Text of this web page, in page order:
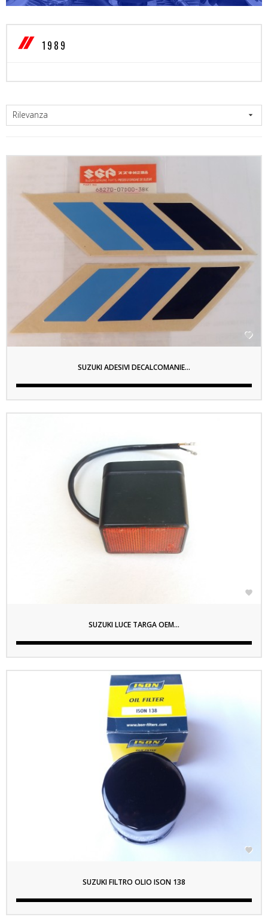
1989
Rilevanza 

SUZUKI ADESIVI DECALCOMANIE...

SUZUKI LUCE TARGA OEM...

SUZUKI FILTRO OLIO ISON 138